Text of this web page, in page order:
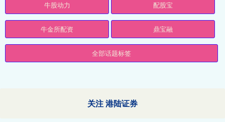
牛股动力 配股宝
牛金所配资 鼎宝融
全部话题标签
关注 港陆证券